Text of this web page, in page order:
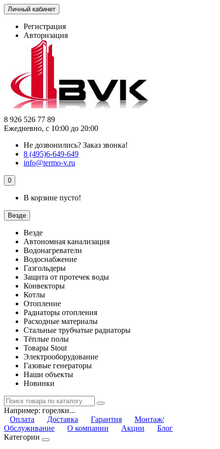
Личный кабинет
Регистрация
Авторизация
8 926 526 77 89
Ежедневно, с 10:00 до 20:00
Не дозвонились? Заказ звонка!
8 (495)6-649-649
info@termo-v.ru
0
В корзине пусто!
Везде
Везде
Автономная канализация
Водонагреватели
Водоснабжение
Газгольдеры
Защита от протечек воды
Конвекторы
Котлы
Отопление
Радиаторы отопления
Расходные материалы
Стальные трубчатые радиаторы
Тёплые полы
Товары Stout
Электрооборудование
Газовые генераторы
Наши объекты
Новинки
Например: горелки...
Оплата
Доставка Гарантия
Монтаж/
Обслуживание
О компании Акции
Блог
Категории